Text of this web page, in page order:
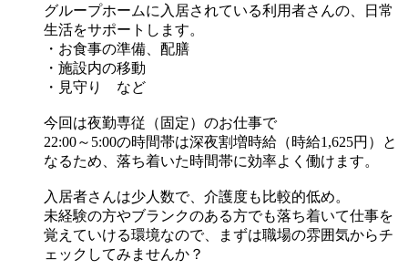
グループホームに入居されている利用者さんの、日常
生活をサポートします。
・お食事の準備、配膳
・施設内の移動
・見守り など
今回は夜勤専従（固定）のお仕事で
22:00～5:00の時間帯は深夜割増時給（時給1,625円）と
なるため、落ち着いた時間帯に効率よく働けます。
入居者さんは少人数で、介護度も比較的低め。
未経験の方やブランクのある方でも落ち着いて仕事を
覚えていける環境なので、まずは職場の雰囲気からチ
ェックしてみませんか？